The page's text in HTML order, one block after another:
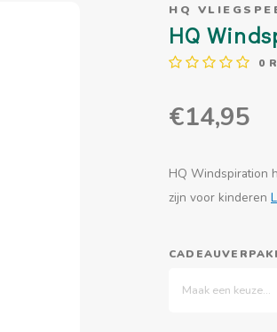
HQ
HQ
0
€14,95
HQ Windspiration
zijn voor kinderen
Maak een keuze...